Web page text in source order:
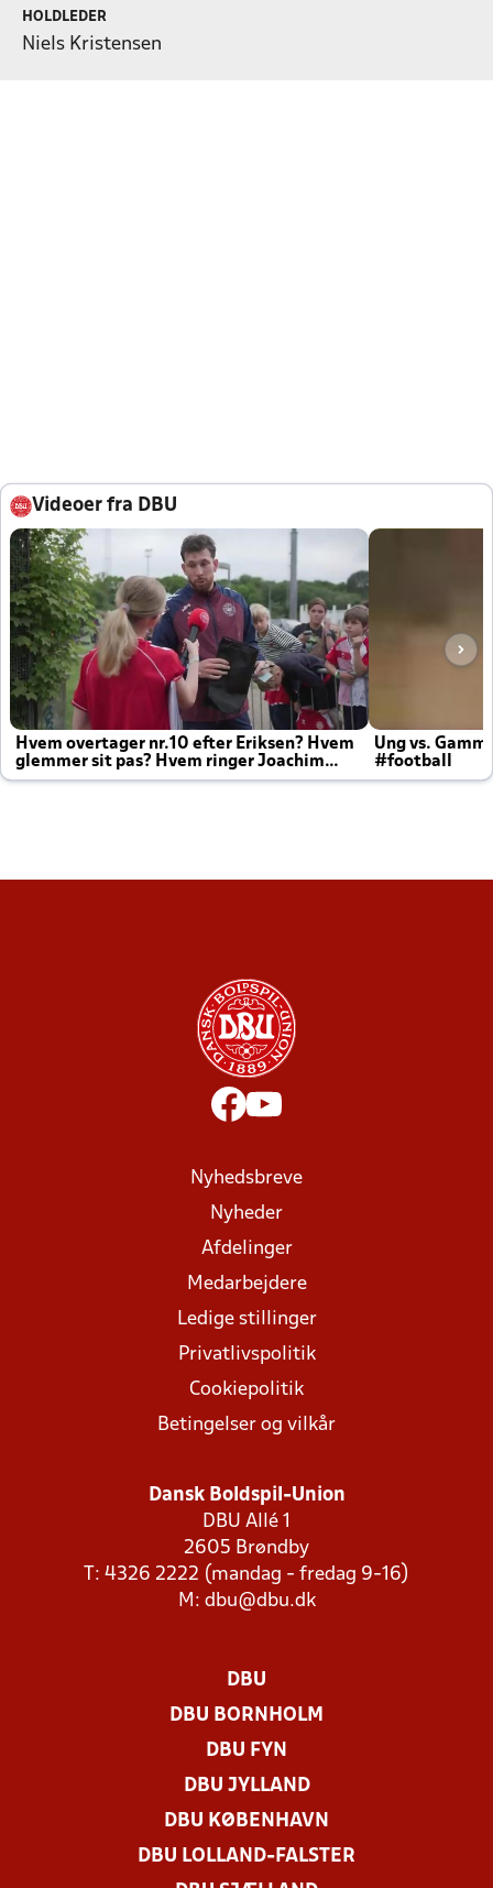
HOLDLEDER
Niels Kristensen
Videoer fra DBU
Hvem overtager nr.10 efter Eriksen? Hvem
glemmer sit pas? Hvem ringer Joachim
altid til efter kampe?
Ung vs.
#football
Nyhedsbreve
Nyheder
Afdelinger
Medarbejdere
Ledige stillinger
Privatlivspolitik
Cookiepolitik
Betingelser og vilkår
Dansk Boldspil-Union
DBU Allé 1
2605 Brøndby
T: 4326 2222 (mandag - fredag 9-16)
M: dbu@dbu.dk
DBU
DBU BORNHOLM
DBU FYN
DBU JYLLAND
DBU KØBENHAVN
DBU LOLLAND-FALSTER